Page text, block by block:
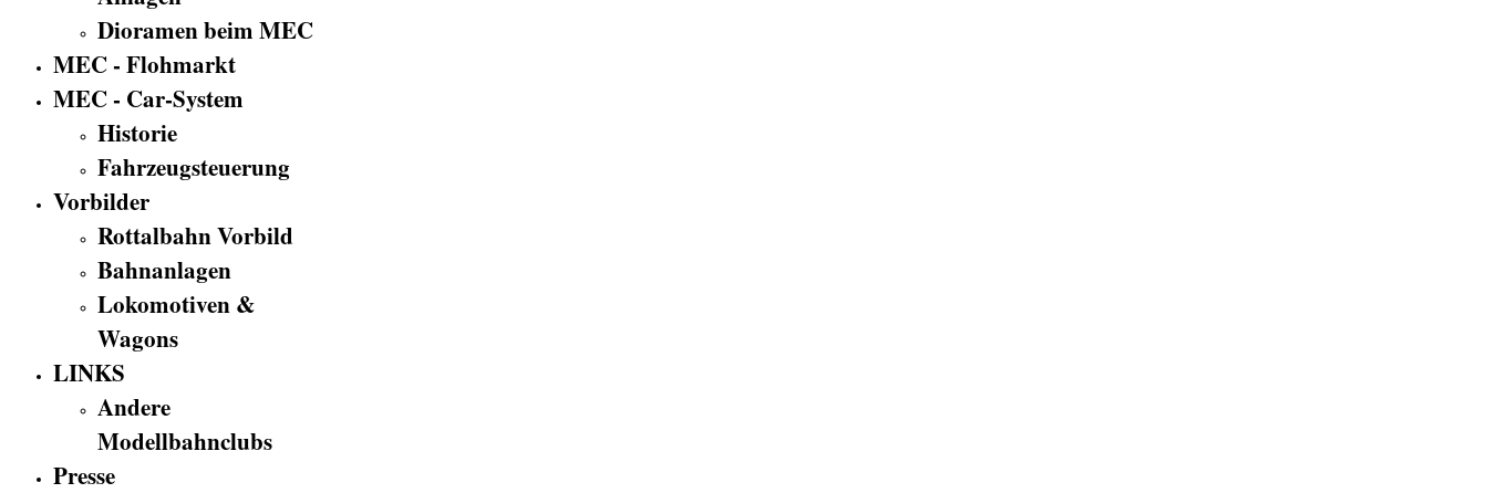
Dioramen beim MEC
MEC - Flohmarkt
MEC - Car-System
Historie
Fahrzeugsteuerung
Vorbilder
Rottalbahn Vorbild
Bahnanlagen
Lokomotiven &
Wagons
LINKS
Andere
Modellbahnclubs
Presse